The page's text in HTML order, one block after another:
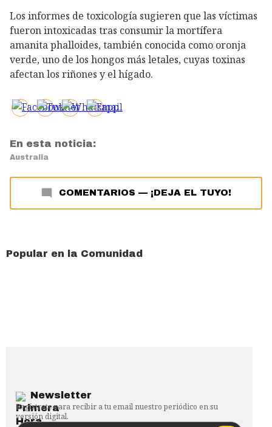
Los informes de toxicología sugieren que las víctimas
fueron intoxicadas tras consumir la mortífera
amanita phalloides, también conocida como oronja
verde, uno de los hongos más letales, cuyas toxinas
afectan los riñones y el hígado.
En esta noticia:
Australia
COMENTARIOS — ¡DEJA EL TUYO!
Popular en la Comunidad
Newsletter
Regístrate para recibir a tu email nuestro periódico en su
versión digital.